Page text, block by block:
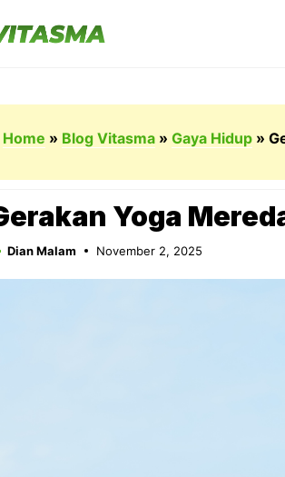
Home » Blog Vitasma » Gaya Hidup »
Yoga
Dian Malam November 2, 2025